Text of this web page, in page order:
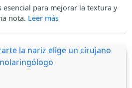
esencial para mejorar la textura y
nota.